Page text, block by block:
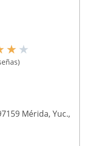
★★
Mérida, Yuc.,